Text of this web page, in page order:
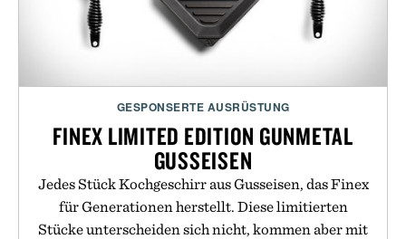
GESPONSERTE AUSRÜSTUNG
FINEX LIMITED EDITION GUNMETAL
GUSSEISEN
Jedes Stück Kochgeschirr aus Gusseisen, das Finex
für Generationen herstellt. Diese limitierten
Stücke unterscheiden sich nicht, kommen aber mit